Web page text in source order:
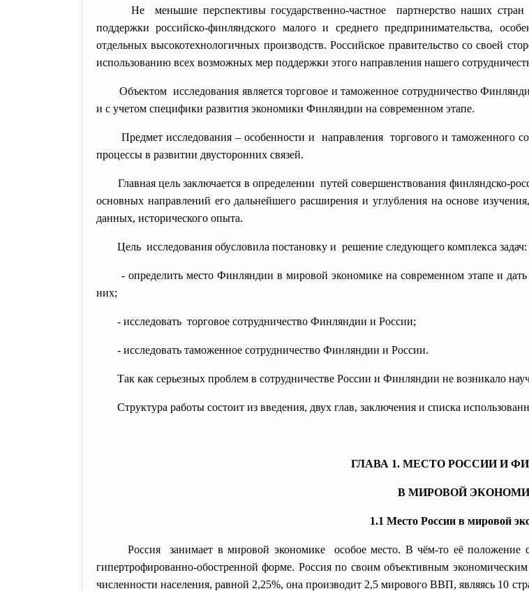
Не меньшие перспективыгосударственно-частное партнерство наших
поддержки российско-финляндского малого и среднего предпринимательства,
отдельных высокотехнологичных производств. Российское правительство со своей
использованию всех возможных мер поддержки этого направления нашего
Объектом исследования является торговое и таможенное сотрудничество
и с учетом специфики развития экономики Финляндии на современном этапе.
Предмет исследования – особенности и направления торгового и таможенного
процессы в развитии двусторонних связей.
Главная цель заключается в определении путей совершенствования финляндско-
основных направлений его дальнейшего расширения и углубления на основе
данных, исторического опыта.
Цель исследования обусловила постановку и решение следующего комплекса задач:
- определить место Финляндии в мировой экономике на современном этапе и
них;
- исследовать торговое сотрудничество Финляндии и России;
- исследовать таможенное сотрудничество Финляндии и России.
Так как серьезных проблем в сотрудничестве России и Финляндии не возникало
Структура работы состоит из введения, двух глав, заключения и списка
ГЛАВА 1. МЕСТО РОССИИ И
В МИРОВОЙ
1.1 Место России в мировой
Россия занимает в мировой экономике особое место. В чём-то её
гипертрофированно-обостренной форме. Россия по своим объективным
численности населения, равной 2,25%, она производит 2,5 мирового ВВП, являясь 10